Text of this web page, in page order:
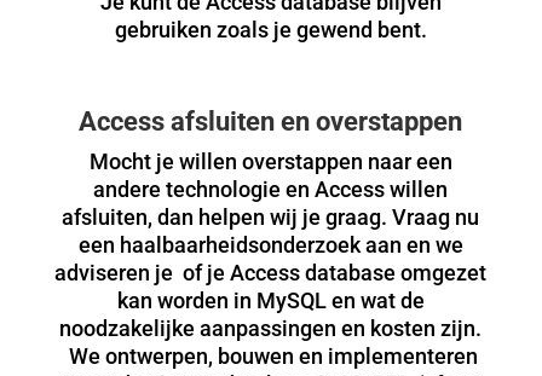
gebruiken zoals je gewend bent.
Access afsluiten en overstappen
Mocht je willen overstappen naar een
andere technologie en Access willen
afsluiten, dan helpen wij je graag. Vraag nu
een haalbaarheidsonderzoek aan en we
adviseren je of je Access database omgezet
kan worden in MySQL en wat de
noodzakelijke aanpassingen en kosten zijn.
We ontwerpen, bouwen en implementeren